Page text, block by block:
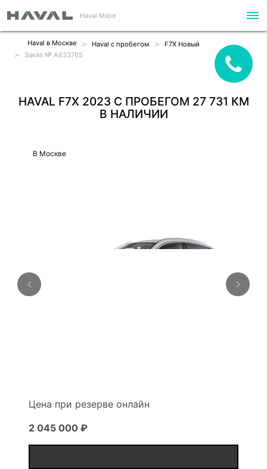
Haval Major
Haval в Москве Haval с пробегом
F7X Новый
Заказ № A633765
HAVAL F7X 2023 С ПРОБЕГОМ 27 731 КМ
В НАЛИЧИИ
В Москве
Цена при резерве онлайн
2 045 000 ₽